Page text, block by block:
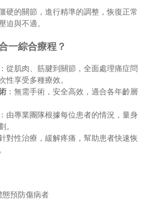
硬的關節，進行精準的調整，恢復正常
迫與不適。
一綜合療程？
從肌肉、筋腱到關節，全面處理痛症問
性享受多種療效。
：無需手術，安全高效，適合各年齡層
由專業團隊根據每位患者的情況，量身
。
對性治療，緩解疼痛，幫助患者快速恢
預防傷病者